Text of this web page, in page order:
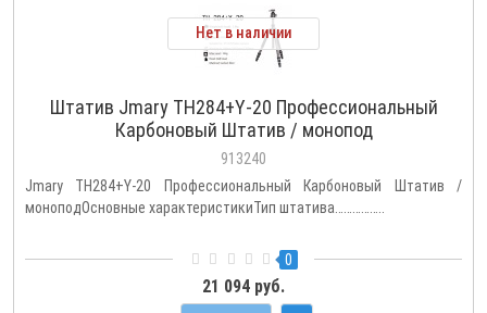
Нет в наличии
Штатив Jmary TH284+Y-20 Профессиональный
Карбоновый Штатив / монопод
913240
Jmary TH284+Y-20 Профессиональный Карбоновый Штатив /
моноподОсновные характеристикиТип штатива……………..
0
21 094 руб.